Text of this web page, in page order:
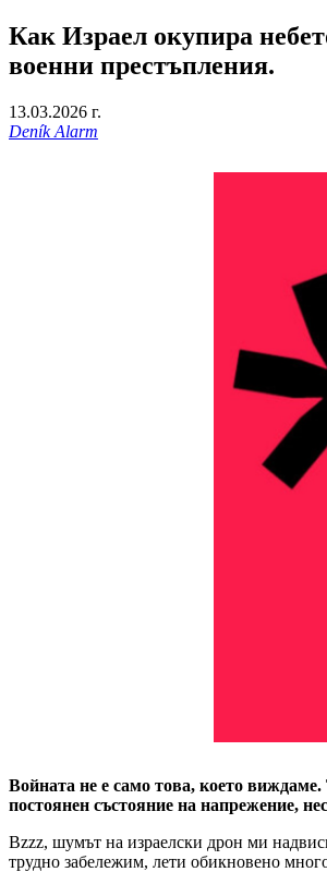
Как Израел окупира
военни престъпления.
13.03.2026 г.
Deník Alarm
Войната не е само това, което
постоянен състояние на напрежение,
Bzzz, шумът на израелски дрон ми
трудно забележим, лети обикновено